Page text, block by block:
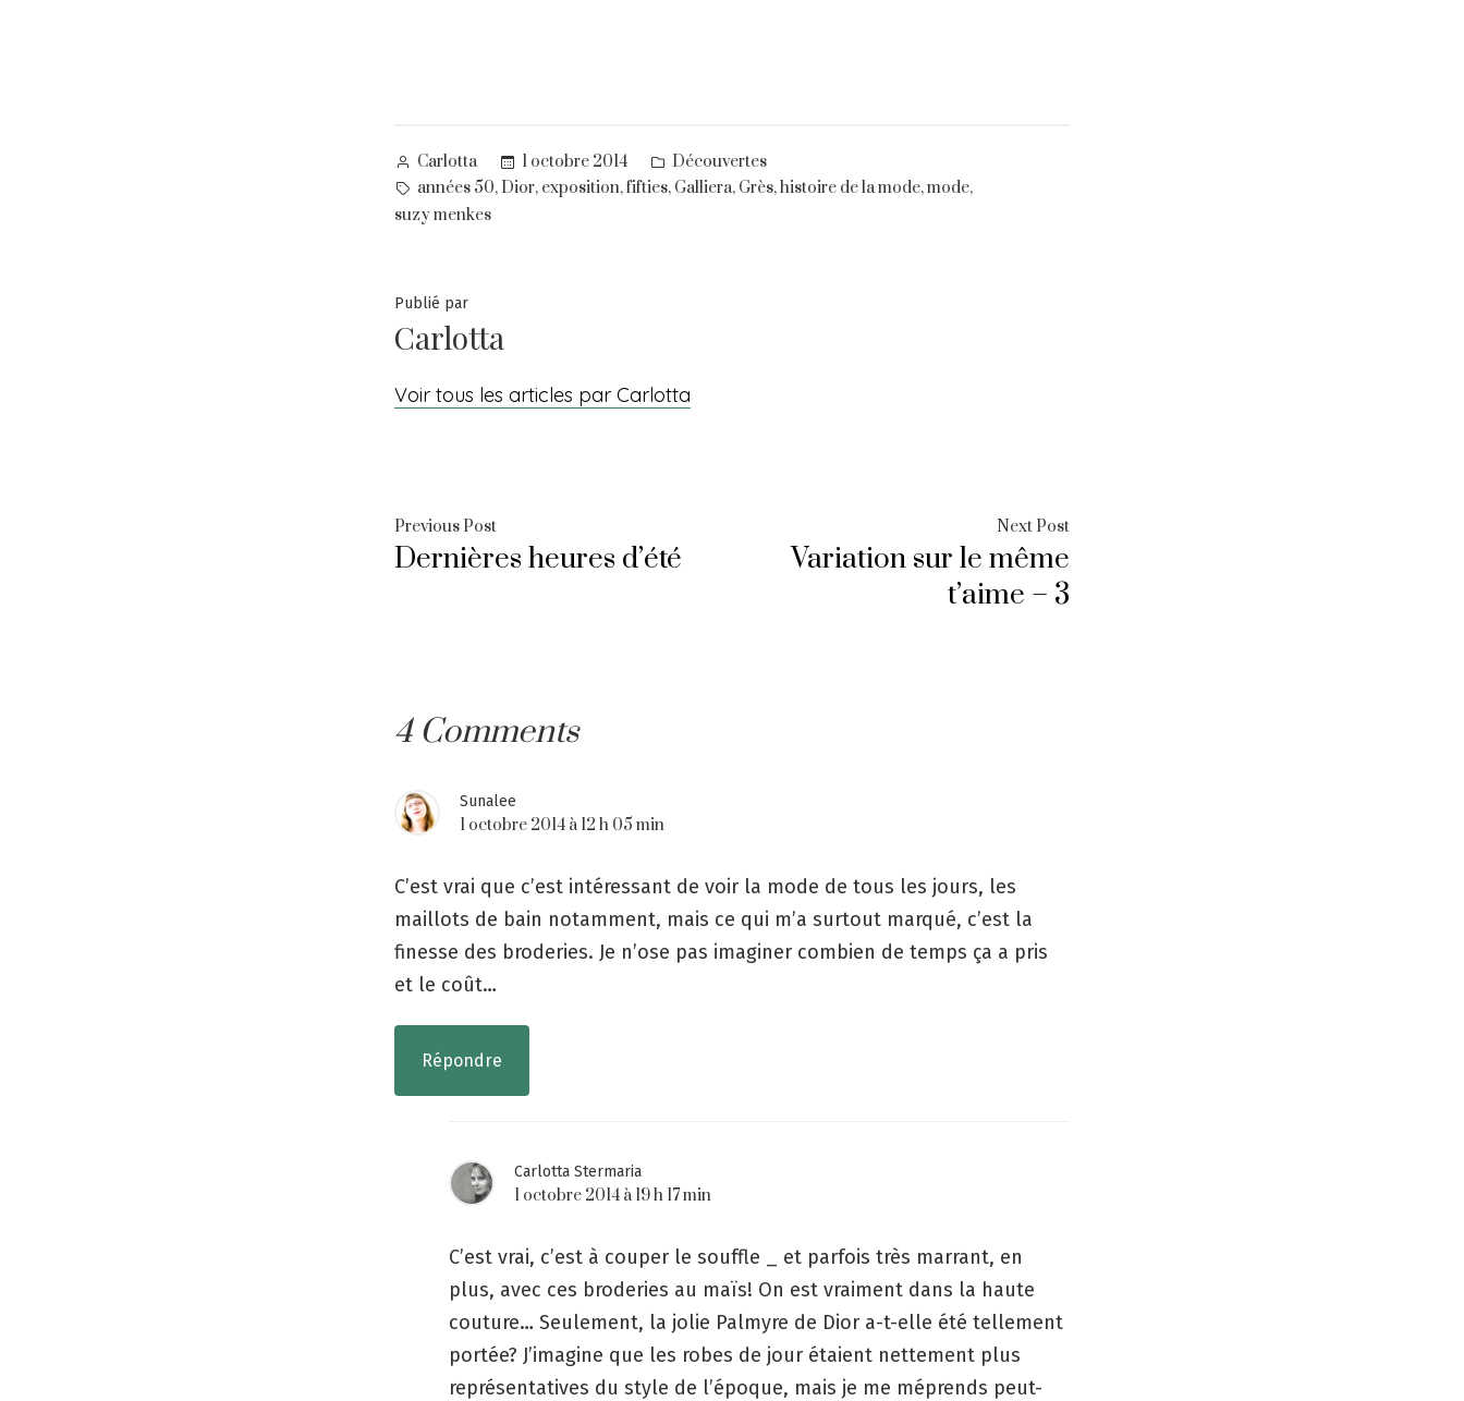
Posted
by
Carlotta 1 octobre 2014
Posted
in
Découvertes
Tags:
années 50, Dior, exposition,fifties, Galliera, Grès,histoire de la mode,mode,
suzy menkes
Publié par
Carlotta
Voir tous les articles par Carlotta
Navigation
de
Previous PostPrevious
post:
Dernières heures d’été
Next PostNext
Variation sur le même
t’aime – 3
4 Comments
Sunalee
1 octobre 2014 à 12 h 05 min
C’est vrai que c’est intéressant de voir la mode de tous les jours, les
maillots de bain notamment, mais ce qui m’a surtout marqué, c’est la
finesse des broderies. Je n’ose pas imaginer combien de temps ça a pris
et le coût…
Répondre
Carlotta Stermaria
1 octobre 2014 à 19 h 17 min
C’est vrai, c’est à couper le souffle _ et parfois très marrant, en
plus, avec ces broderies au maïs! On est vraiment dans la haute
couture… Seulement, la jolie Palmyre de Dior a-t-elle été tellement
portée? J’imagine que les robes de jour étaient nettement plus
représentatives du style de l’époque, mais je me méprends peut-